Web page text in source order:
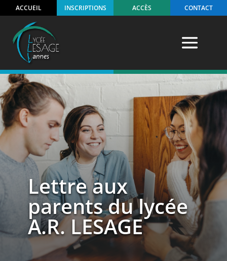
ACCUEIL INSCRIPTIONS ACCÈS CONTACT
Lettre aux
parents du lycée
A.R. LESAGE